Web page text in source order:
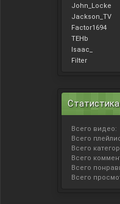
John_Locke
Jackson_TV
Factor1694
TEHb
Isaac_
Filter
Статистика
Всего видео:
Всего
Всего
Всего
Всего
Всего